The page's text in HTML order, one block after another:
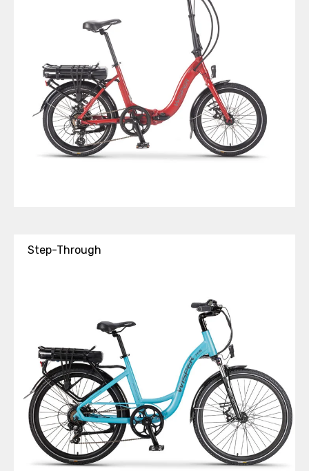
Step-Through